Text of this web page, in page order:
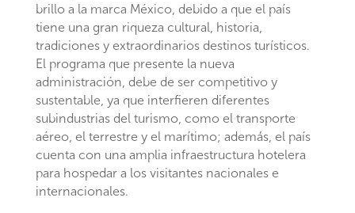
brillo a la marca México, debido a que el país
tiene una gran riqueza cultural, historia,
tradiciones y extraordinarios destinos turísticos.
El programa que presente la nueva
administración, debe de ser competitivo y
sustentable, ya que interfieren diferentes
subindustrias del turismo, como el transporte
aéreo, el terrestre y el marítimo; además, el país
cuenta con una amplia infraestructura hotelera
para hospedar a los visitantes nacionales e
internacionales.